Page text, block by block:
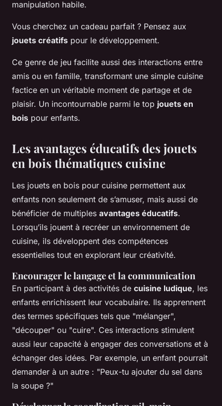
manipulation habile.
Vous cherchez un cadeau parfait ? Pensez aux
jouets créatifs pour le développement.
Ce genre de jeu facilite aussi des interactions entre
amis ou en famille, transformant une simple cuisine
factice en un véritable moment de partage et de
plaisir. Un incontournable parmi le top jouets en
bois pour enfants.
Les avantages éducatifs des jouets
en bois thématiques cuisine
Les jouets en bois pour cuisine permettent aux
enfants non seulement de s’amuser, mais aussi de
bénéficier de multiples avantages éducatifs.
Lorsqu’ils jouent à recréer un environnement de
cuisine, ils développent des compétences
essentielles tout en explorant leur créativité.
Encourager le langage et la communication
En participant à des activités de cuisine ludique, les
enfants enrichissent leur vocabulaire. Ils apprennent
des termes spécifiques tels que "mélanger",
"découper" ou "cuire". Ces interactions stimulent
aussi leur capacité à engager des conversations et à
échanger des idées. Par exemple, un enfant pourrait
demander à un autre : "Peux-tu ajouter du sel dans
la soupe ?"